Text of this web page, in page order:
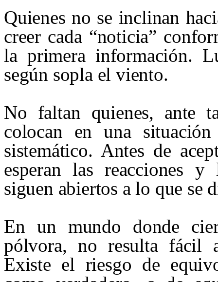
Quienes no se inclinan
creer cada “noticia”
la primera información.
según sopla el viento.
No faltan quienes, ante
colocan en una
sistemático. Antes de
esperan las reacciones
siguen abiertos a lo que se
En un mundo donde
pólvora, no resulta fácil
Existe el riesgo de